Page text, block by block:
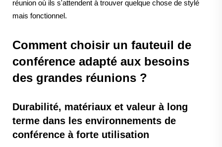
réunion où ils s'attendent à trouver quelque chose de stylé
mais fonctionnel.
Comment choisir un fauteuil de
conférence adapté aux besoins
des grandes réunions ?
Durabilité, matériaux et valeur à long
terme dans les environnements de
conférence à forte utilisation